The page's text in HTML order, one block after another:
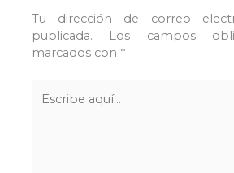
Tu dirección de correo
publicada.
Los campos
marcados con *
aquí...